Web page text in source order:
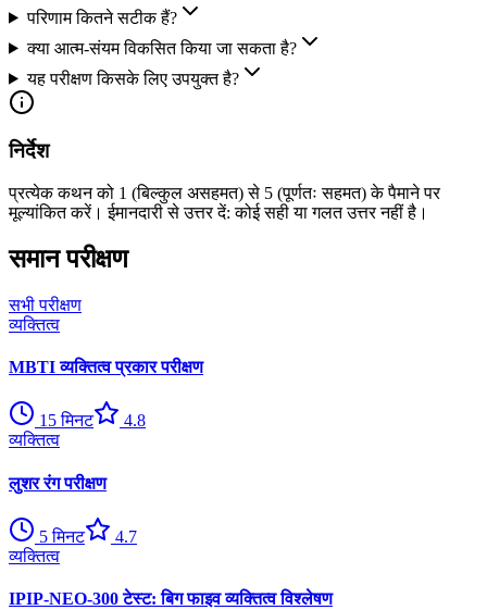
परिणाम कितने सटीक हैं?
क्या आत्म-संयम विकसित किया जा सकता है?
यह परीक्षण किसके लिए उपयुक्त है?
निर्देश
प्रत्येक कथन को 1 (बिल्कुल असहमत) से 5 (पूर्णतः सहमत) के पैमाने पर
मूल्यांकित करें। ईमानदारी से उत्तर दें: कोई सही या गलत उत्तर नहीं है।
समान परीक्षण
सभी परीक्षण
व्यक्तित्व
MBTI व्यक्तित्व प्रकार परीक्षण
15 मिनट
4.8
व्यक्तित्व
लुशर रंग परीक्षण
5 मिनट
4.7
व्यक्तित्व
IPIP-NEO-300 टेस्ट: बिग फाइव व्यक्तित्व विश्लेषण